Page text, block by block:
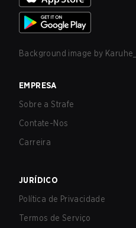
Background image by
EMPRESA
Sobre a Strafe
Contate-Nos
Carreira
JURÍDICO
Política de Privacidade
Termos de Serviço